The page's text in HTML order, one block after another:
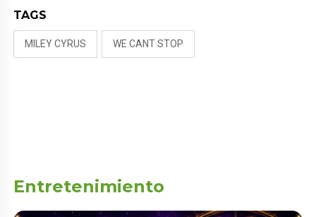
TAGS
MILEY CYRUS WE CANT STOP
Entretenimiento